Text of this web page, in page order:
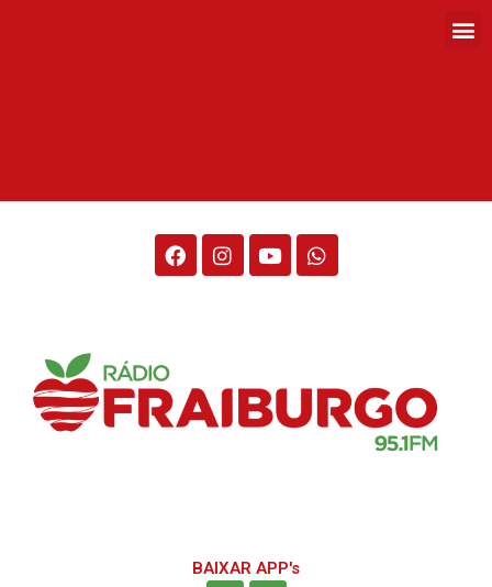
BAIXAR APP's